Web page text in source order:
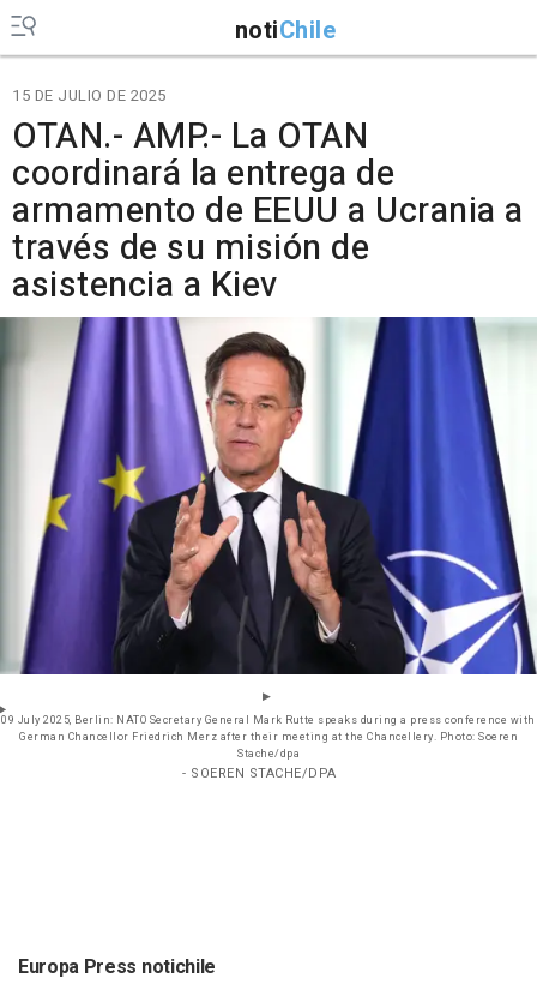
notiChile
15 DE JULIO DE 2025
OTAN.- AMP.- La OTAN
coordinará la entrega de
armamento de EEUU a Ucrania a
través de su misión de
asistencia a Kiev
09 July 2025, Berlin: NATO Secretary General Mark Rutte speaks during a press conference with
German Chancellor Friedrich Merz after their meeting at the Chancellery. Photo: Soeren
Stache/dpa
- SOEREN STACHE/DPA
Europa Press notichile